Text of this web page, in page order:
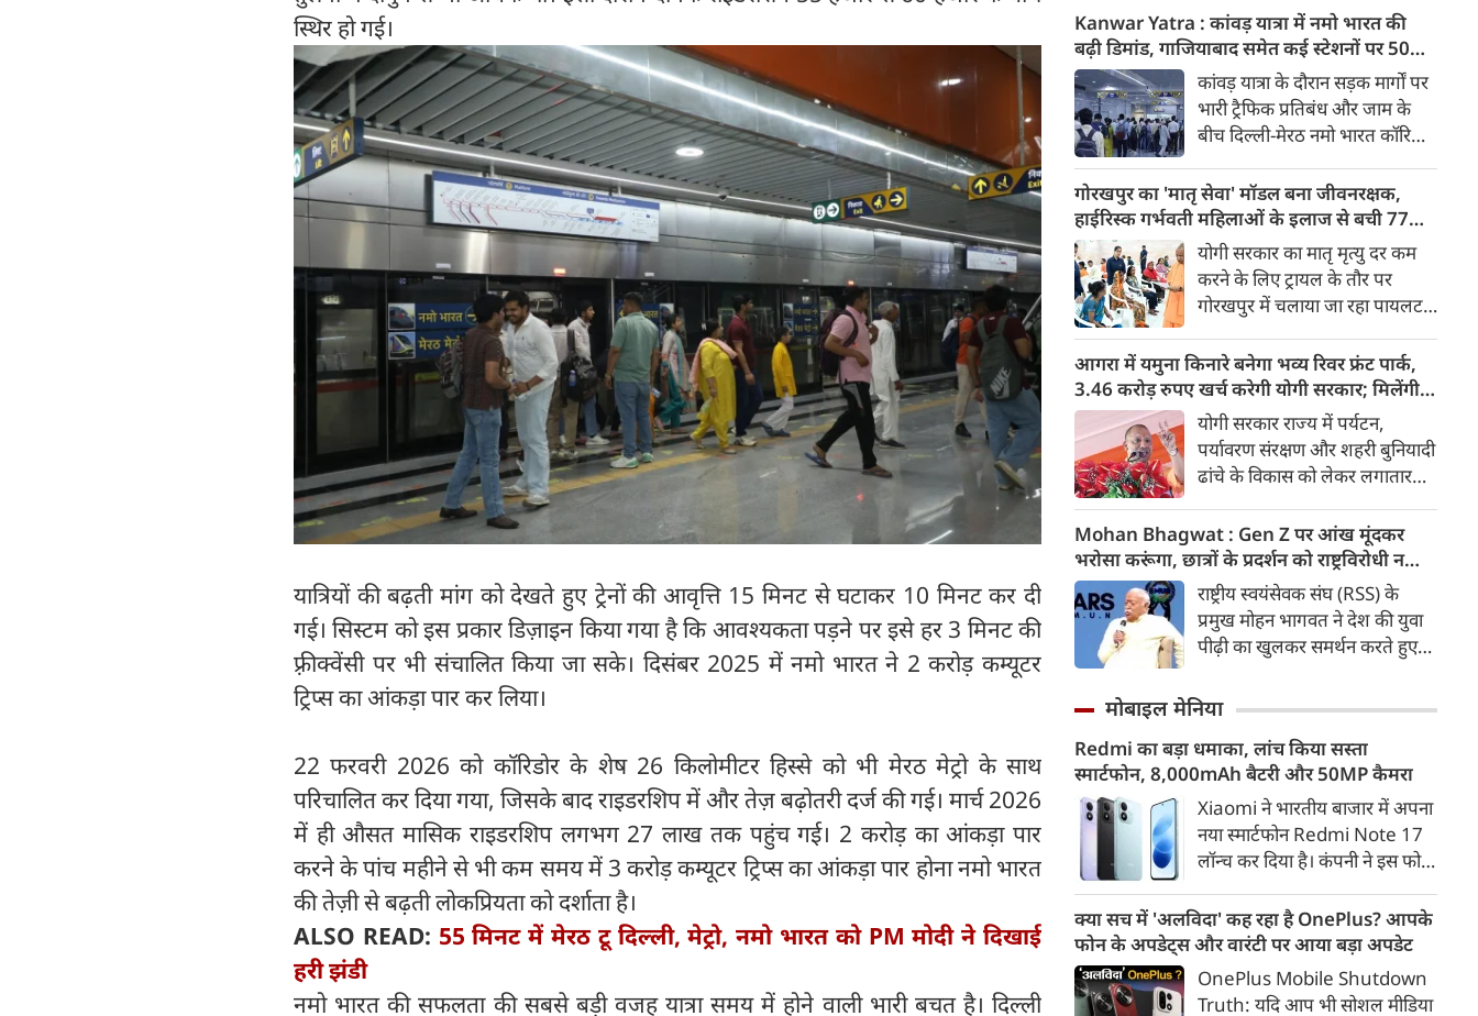
स्थिर हो गई।
यात्रियों की बढ़ती मांग को देखते हुए ट्रेनों की आवृत्ति 15 मिनट से घटाकर 10 मिनट कर दी
गई। सिस्टम को इस प्रकार डिज़ाइन किया गया है कि आवश्यकता पड़ने पर इसे हर 3 मिनट की
फ़्रीक्वेंसी पर भी संचालित किया जा सके। दिसंबर 2025 में नमो भारत ने 2 करोड़ कम्यूटर
ट्रिप्स का आंकड़ा पार कर लिया।
22 फरवरी 2026 को कॉरिडोर के शेष 26 किलोमीटर हिस्से को भी मेरठ मेट्रो के साथ
परिचालित कर दिया गया, जिसके बाद राइडरशिप में और तेज़ बढ़ोतरी दर्ज की गई। मार्च 2026
में ही औसत मासिक राइडरशिप लगभग 27 लाख तक पहुंच गई। 2 करोड़ का आंकड़ा पार
करने के पांच महीने से भी कम समय में 3 करोड़ कम्यूटर ट्रिप्स का आंकड़ा पार होना नमो भारत
की तेज़ी से बढ़ती लोकप्रियता को दर्शाता है।
ALSO READ: 55 मिनट में मेरठ टू दिल्ली, मेट्रो, नमो भारत को PM मोदी ने दिखाई
हरी झंडी
नमो भारत की सफलता की सबसे बड़ी वजह यात्रा समय में होने वाली भारी बचत है। दिल्ली
मिसाइल अग्नि-4 का सफल परीक्षण
किया। रक्षा मंत्रालय के मुताबिक, यह
परीक्षण स्ट्रैटेजिक फोर्सेज कमांड
(SFC) और रक्षा अनुसंधान एवं
विकास संगठन (DRDO) की ओर से
किया गया।
Kanwar Yatra : कांवड़ यात्रा में नमो भारत की
बढ़ी डिमांड, गाजियाबाद समेत कई स्टेशनों पर 50%
तक बढ़ी यात्रियों की संख्याकांवड़ यात्रा के दौरान सड़क मार्गों पर
भारी ट्रैफिक प्रतिबंध और जाम के
बीच दिल्ली-मेरठ नमो भारत कॉरिडोर
परिवहन विकल्प बनकर उभरा है।
तेज़, समयबद्ध और आरामदायक
सफर के चलते कॉरिडोर के कई
स्टेशनों पर यात्रियों की संख्या में 40
से 50 प्रतिशत तक बढ़ गई है।
गोरखपुर का 'मातृ सेवा' मॉडल बना जीवनरक्षक,
हाईरिस्क गर्भवती महिलाओं के इलाज से बची 77
जिंदगियां
योगी सरकार का मातृ मृत्यु दर कम
करने के लिए ट्रायल के तौर पर
गोरखपुर में चलाया जा रहा पायलट
बनकर उभरा है। मुख्यमंत्री योगी
आदित्यनाथ के निर्देश पर पायलट
प्रोजेक्ट ‘मातृ सेवा’ का लक्ष्य हाई
रिस्क गर्भवती केसों को तुरंत बड़े
अस्पतालों में रेफर कर बचाना है।
आगरा में यमुना किनारे बनेगा भव्य रिवर फ्रंट पार्क,
3.46 करोड़ रुपए खर्च करेगी योगी सरकार; मिलेंगी ये
खास सुविधाएं
योगी सरकार राज्य में पर्यटन,
पर्यावरण संरक्षण और शहरी बुनियादी
ढांचे के विकास को लेकर लगातार
कड़ी में अब ताजनगरी में यमुना नदी
के किनारों को खूबसूरत, प्रदूषण मुक्त
और उपयोगी बनाने की बड़ी तैयारी
शुरू हो गई है। आगरा के झलकारी
बाई चौराहे से लेकर वेदांत मंदिर के
पास यमुना किनारे (यमुना बैंक साइड)
किया जा रहा है।
Mohan Bhagwat : Gen Z पर आंख मूंदकर
भरोसा करूंगा, छात्रों के प्रदर्शन को राष्ट्रविरोधी न
बताएं, RSS प्रमुख मोहन भागवत का बड़ा बयान, चीन
और पाकिस्तान को लेकर क्या कहा
राष्ट्रीय स्वयंसेवक संघ (RSS) के
प्रमुख मोहन भागवत ने देश की युवा
पीढ़ी का खुलकर समर्थन करते हुए
मूंदकर भरोसा करेंगे। उन्होंने कहा कि
छात्रों को राष्ट्रविरोधी नहीं कहा जाना
चाहिए। युवाओं की बात को दबाने के
बजाय उनके साथ संवाद के जरिए
उनकी चिंताओं को समझने की
जरूरत है।
मोबाइल मेनिया
Redmi का बड़ा धमाका, लांच किया सस्ता
स्मार्टफोन, 8,000mAh बैटरी और 50MP कैमरा
Xiaomi ने भारतीय बाजार में अपना
नया स्मार्टफोन Redmi Note 17
लॉन्च कर दिया है। कंपनी ने इस फोन
डिस्प्ले, 8,000mAh की बड़ी बैटरी
और Qualcomm Snapdragon
चिपसेट के साथ पेश किया है। फोन में
50MP का मेन कैमरा दिया गया है।
क्या सच में 'अलविदा' कह रहा है OnePlus? आपके
फोन के अपडेट्स और वारंटी पर आया बड़ा अपडेट
OnePlus Mobile Shutdown
Truth: यदि आप भी सोशल मीडिया